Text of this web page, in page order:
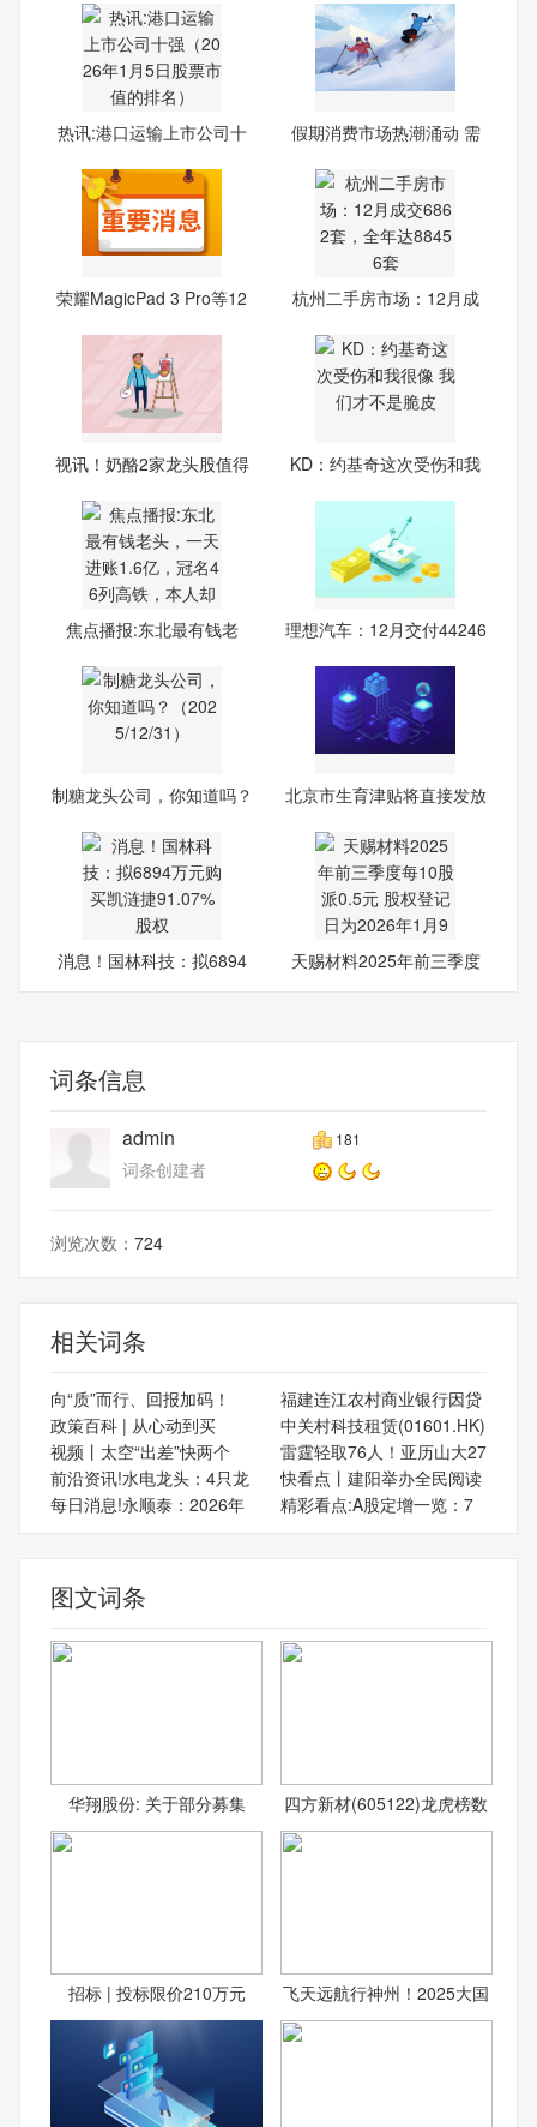
热讯:港口运输上市公司十
假期消费市场热潮涌动 需
荣耀MagicPad 3 Pro等12
杭州二手房市场：12月成
视讯！奶酪2家龙头股值得
KD：约基奇这次受伤和我
焦点播报:东北最有钱老
理想汽车：12月交付44246
制糖龙头公司，你知道吗？
北京市生育津贴将直接发放
消息！国林科技：拟6894
天赐材料2025年前三季度
词条信息
admin 181
词条创建者
浏览次数： 724
相关词条
向“质”而行、回报加码！
福建连江农村商业银行因贷
政策百科 | 从心动到买
中关村科技租赁(01601.HK)
视频丨太空“出差”快两个
雷霆轻取76人！亚历山大27
前沿资讯!水电龙头：4只龙
快看点丨建阳举办全民阅读
每日消息!永顺泰：2026年
精彩看点:A股定增一览：7
图文词条
华翔股份: 关于部分募集 四方新材(605122)龙虎榜数
招标 | 投标限价210万元 飞天远航行神州！2025大国